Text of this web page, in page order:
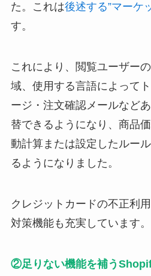
た。これは後述する”マーケ
す。
これにより、閲覧ユーザー
域、使用する言語によって
ージ・注文確認メールなど
替できるようになり、商品
動計算または設定したルー
るようになりました。
クレジットカードの不正利
対策機能も充実しています。
②足りない機能を補う